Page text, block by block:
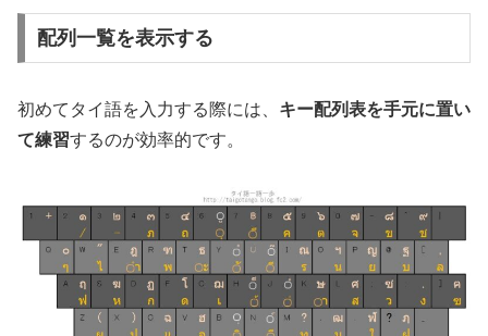
配列一覧を表示する
初めてタイ語を入力する際には、 キー配列表を手元に置い
て練習するのが効率的です。